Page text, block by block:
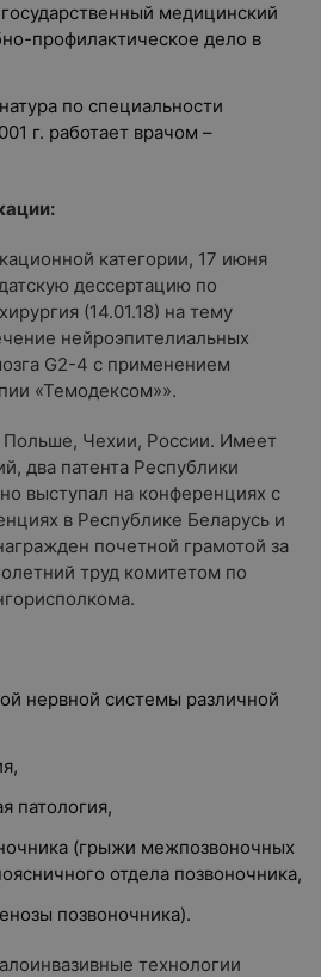
медицинский
профилактическое дело в
по специальности
г. работает врачом –
категории, 17 июня
дессертацию по
(14.01.18) на тему
нейроэпителиальных
G2-4 с применением
«Темодексом»».
Чехии, России. Имеет
два патента Республики
выступал на конференциях с
в Республике Беларусь и
почетной грамотой за
труд комитетом по
нервной системы различной
патология,
(грыжи межпозвоночных
отдела позвоночника,
позвоночника).
технологии